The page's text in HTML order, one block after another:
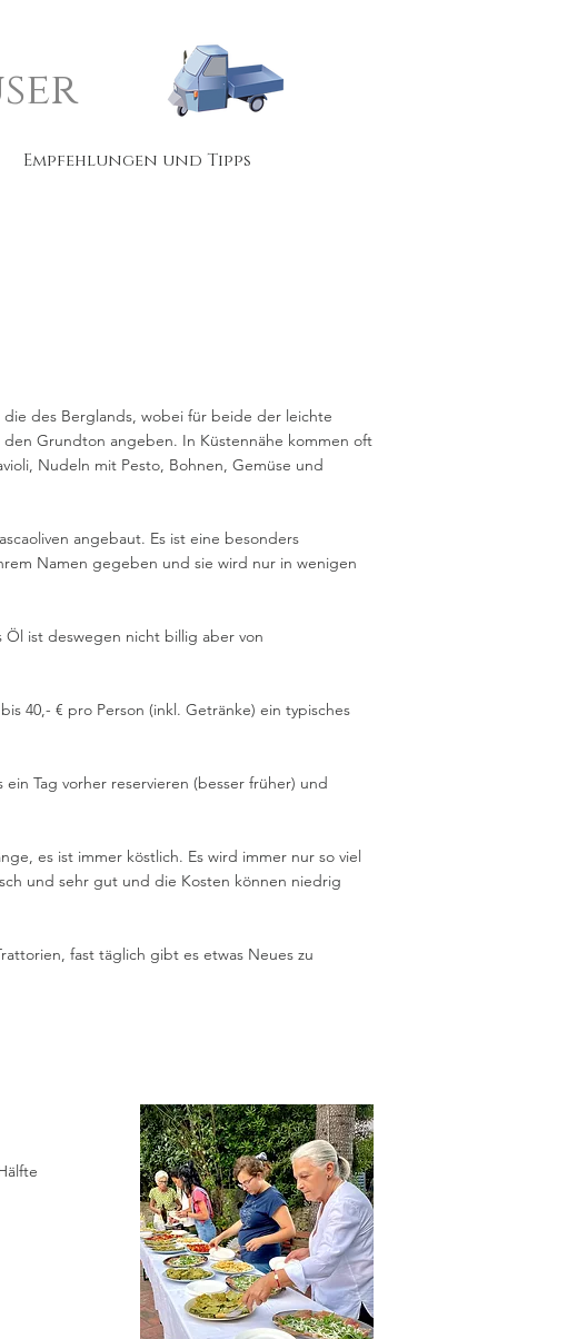
Empfehlungen und Tipps
des Berglands, wobei für beide der leichte
Grundton angeben. In Küstennähe kommen oft
Nudeln mit Pesto, Bohnen, Gemüse und
angebaut. Es ist eine besonders
Namen gegeben und sie wird nur in wenigen
Öl ist deswegen nicht billig aber von
40,- € pro Person (inkl. Getränke) ein typisches
Tag vorher reservieren (besser früher) und
es ist immer köstlich. Es wird immer nur so viel
und sehr gut und die Kosten können niedrig
fast täglich gibt es etwas Neues zu